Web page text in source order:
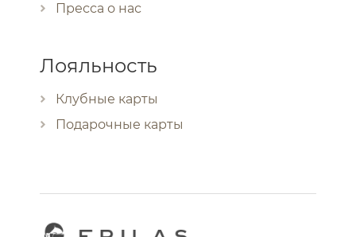
Пресса о нас
Лояльность
Клубные карты
Подарочные карты